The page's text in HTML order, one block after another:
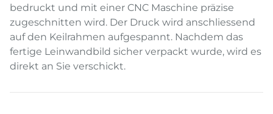
bedruckt und mit einer CNC Maschine präzise
zugeschnitten wird. Der Druck wird anschliessend
auf den Keilrahmen aufgespannt. Nachdem das
fertige Leinwandbild sicher verpackt wurde, wird es
direkt an Sie verschickt.